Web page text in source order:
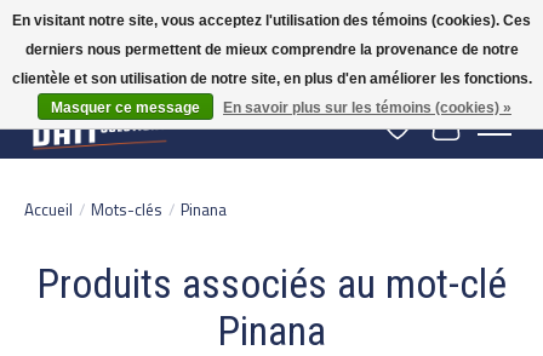
Gratis verzending vanaf 50 euro binnen NL | Op voorraad binnen 2-5 werkdagen
verzonden | België vanaf 70 euro gratis verzonden
Liste de souhaits
Panier
Accueil / Mots-clés / Pinana
Produits associés au mot-clé
Pinana
En visitant notre site, vous acceptez l'utilisation des témoins (cookies). Ces
derniers nous permettent de mieux comprendre la provenance de notre
clientèle et son utilisation de notre site, en plus d'en améliorer les fonctions.
Masquer ce message
En savoir plus sur les témoins (cookies) »